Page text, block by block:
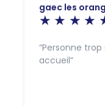
gaec les
Personne trop
accueil